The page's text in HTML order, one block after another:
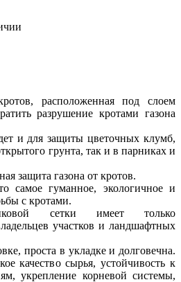
расположенная под слоем
разрушение кротами газона
и для защиты цветочных клумб,
грунта, так и в парниках и
защита газона от кротов.
самое гуманное, экологичное и
с кротами.
сетки имеет только
участков и ландшафтных
проста в укладке и долговечна.
качество сырья, устойчивость к
укрепление корневой системы,